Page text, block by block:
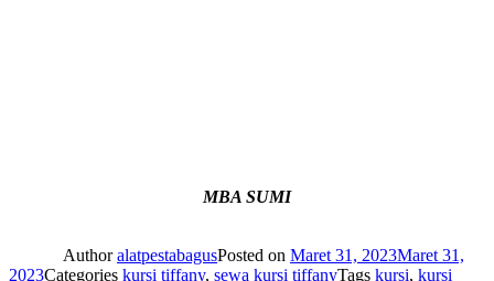
MBA SUMI
AuthoralatpestabagusPosted on Maret 31, 2023Maret 31,
2023Categories kursi tiffany, sewa kursi tiffanyTags kursi, kursi